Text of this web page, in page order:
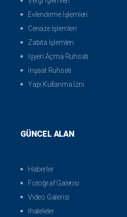
Evlendirme İşlemleri
Cenaze İşlemleri
Zabıta İşlemleri
İşyeri Açma Ruhsatı
İnşaat Ruhsatı
Yapı Kullanma İzni
GÜNCEL ALAN
Haberler
Fotoğraf Galerisi
Video Galerisi
İhaleleler